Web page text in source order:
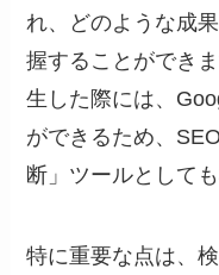
れ、どのような成
握することができ
生した際には、
ができるため、
断」ツールとして
特に重要な点は、